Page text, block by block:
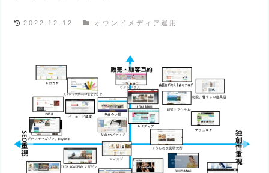
2022.12.12 オウンドメディア運用